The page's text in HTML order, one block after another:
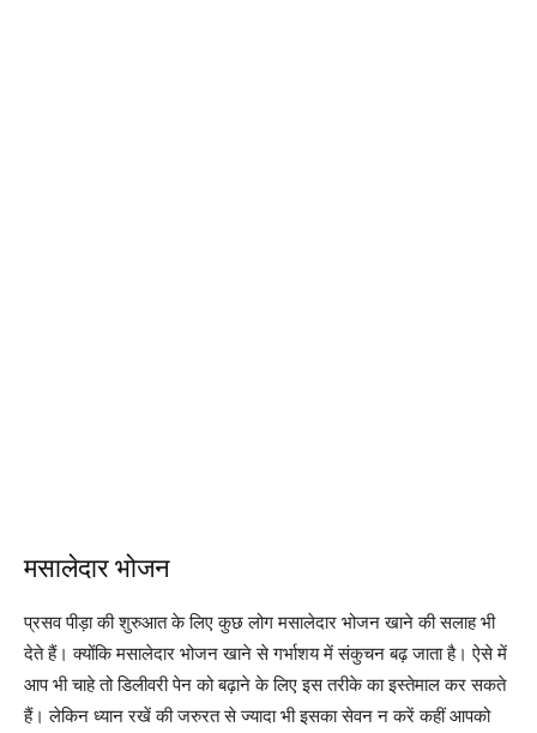
मसालेदार भोजन
प्रसव पीड़ा की शुरुआत के लिए कुछ लोग मसालेदार भोजन खाने की सलाह भी
देते हैं। क्योंकि मसालेदार भोजन खाने से गर्भाशय में संकुचन बढ़ जाता है। ऐसे में
आप भी चाहे तो डिलीवरी पेन को बढ़ाने के लिए इस तरीके का इस्तेमाल कर सकते
हैं। लेकिन ध्यान रखें की जरुरत से ज्यादा भी इसका सेवन न करें कहीं आपको